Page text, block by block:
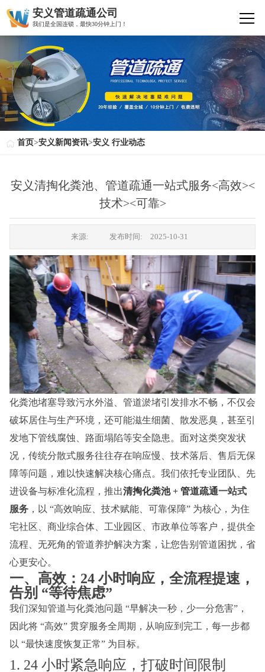
安义管道疏通公司
我们是全国连锁，最快30分钟上门！
首页>安义新闻资讯>安义 行业动态
安义清掏化粪池、管道疏通一站式服务<高效><
技术><可靠>
来源: 发布时间: 2025-10-31
化粪池堵塞导致污水外溢、管道淤堵引发排水不畅，不仅会
破坏居住与生产环境，还可能滋生细菌、散发恶臭，甚至引
发地下管线腐蚀、路面塌陷等安全隐患。面对这类突发状
况，传统分散式服务往往存在响应慢、技术落后、售后无保
障等问题，难以快速解决核心痛点。我们依托专业团队、先
进设备与标准化流程，推出清掏化粪池 + 管道疏通一站式
服务 ，以 “高效响应、技术赋能、可靠保障” 为核心，为住
宅社区、商业综合体、工业园区、市政单位等客户，提供全
流程、无死角的管道养护解决方案，让您告别管道困扰，省
心更安心。
一、高效：24 小时响应，全流程提速，
告别 “等待焦虑”
我们深知管道与化粪池问题 “早解决一秒，少一分危害”，
因此将 “高效” 贯穿服务全周期，从响应到完工，每一步都
以 “最快速度恢复正常” 为目标。
1. 24 小时紧急响应，打破时间限制